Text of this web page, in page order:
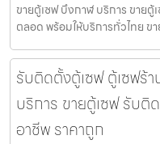
ขายตู้เซฟ บึงกาฬ บริการ ขาย
ตลอด พร้อมให้บริการทั่วไทย ข
รับติดตั้งตู้เซฟ ตู้เซฟร้
บริการ ขายตู้เซฟ รับ
อาชีพ ราคาถูก